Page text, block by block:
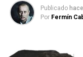
Publicado
Por Fermín